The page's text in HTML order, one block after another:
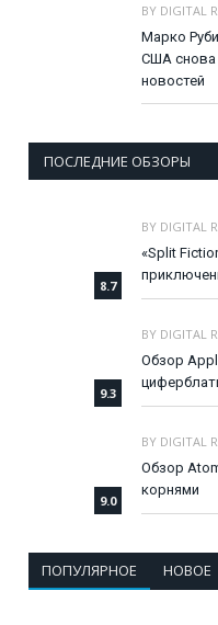
BY DIGITAL
Марко
США снова
новостей
ПОСЛЕДНИЕ ОБЗОРЫ
8.7
BY DIGITAL
«Split
9.3
BY DIGITAL
Обзор
9.0
BY DIGITAL
Обзор
корнями
ПОПУЛЯРНОЕ НОВОЕ